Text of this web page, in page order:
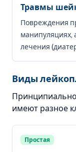
Травмы
Повреждения
манипуляциях,
лечения
Виды
имеют разное
Простая